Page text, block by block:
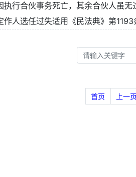
执行合伙事务死亡，其余合伙人虽无
作人选任过失适用《民法典》第
首页 上一页